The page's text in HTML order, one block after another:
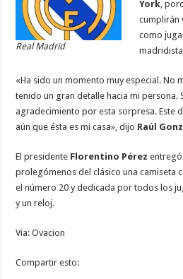
Real Madrid
York,
cumplirán
como
«Ha sido un momento muy especial. No
tenido un gran detalle hacia mi persona.
agradecimiento por esta sorpresa. Este
aún que ésta es mi casa», dijo Raúl
El presidente Florentino Pérez entregó
prolegómenos del clásico una camiseta
el número 20 y dedicada por todos los
y un reloj.
Via: Ovacion
Compartir esto: